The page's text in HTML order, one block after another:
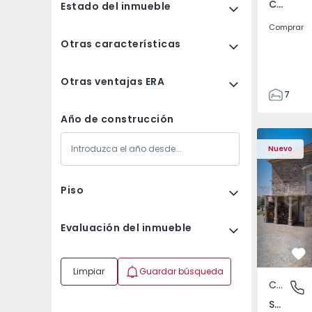
Estado del inmueble
Otras características
Otras ventajas ERA
Año de construcción
Piso
Evaluación del inmueble
Limpiar Guardar búsqueda
Currelos, Papízios e Sobral, Viseu
Comprar
7
122
186
2673
1
Nuevo
Casa T4 Sabugal,
Casa T4
Souto,
Casa
Souto, Guarda